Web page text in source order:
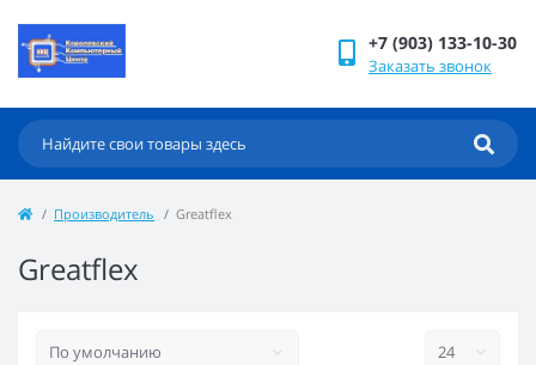
+7 (903) 133-10-30
Заказать звонок
Производитель Greatflex
Greatflex